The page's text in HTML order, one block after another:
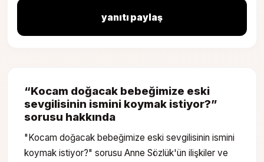
yanıtı paylaş
“Kocam doğacak bebeğimize eski
sevgilisinin ismini koymak istiyor?”
sorusu hakkında
"Kocam doğacak bebeğimize eski sevgilisinin ismini
koymak istiyor?" sorusu Anne Sözlük'ün ilişkiler ve